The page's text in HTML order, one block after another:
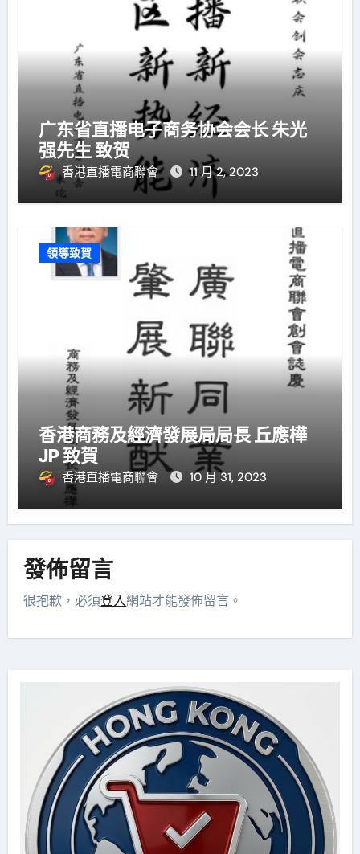
广东省直播电子商务协会会长 朱光
强先生 致贺
香港直播電商聯會 11 月 2, 2023
領導致賀
香港商務及經濟發展局局長 丘應樺
JP 致賀
香港直播電商聯會 10 月 31, 2023
發佈留言
很抱歉，必須登入網站才能發佈留言。